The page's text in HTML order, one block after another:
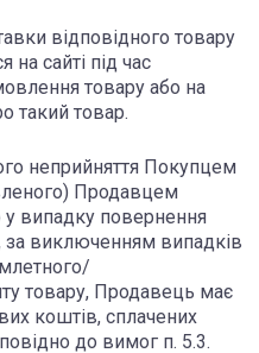
відповідного товару
сайті під час
товару або на
такий товар.
неприйняття Покупцем
Продавцем
випадку повернення
виключенням випадків
товару, Продавець має
коштів, сплачених
до вимог п. 5.3.